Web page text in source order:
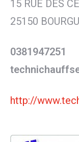
15 RUE DES
25150
0381947251
http://